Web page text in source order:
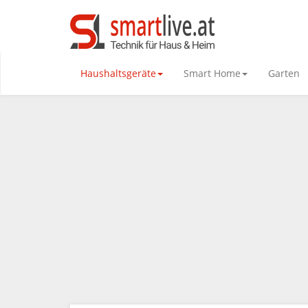
Haushaltsgeräte Smart Home Garten